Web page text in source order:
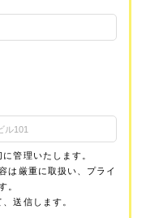
管理いたします。
は厳重に取扱い、プライ
。
送信します。